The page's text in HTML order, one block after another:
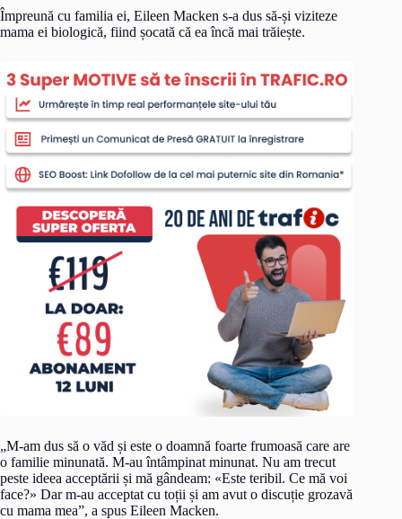
Împreună cu familia ei, Eileen Macken s-a dus să-și viziteze
mama ei biologică, fiind șocată că ea încă mai trăiește.
„M-am dus să o văd și este o doamnă foarte frumoasă care are
o familie minunată. M-au întâmpinat minunat. Nu am trecut
peste ideea acceptării și mă gândeam: «Este teribil. Ce mă voi
face?» Dar m-au acceptat cu toții și am avut o discuție grozavă
cu mama mea”, a spus Eileen Macken.